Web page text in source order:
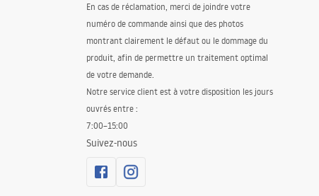
En cas de réclamation, merci de joindre votre
numéro de commande ainsi que des photos
montrant clairement le défaut ou le dommage du
produit, afin de permettre un traitement optimal
de votre demande.
Notre service client est à votre disposition les jours
ouvrés entre :
7:00–15:00
Suivez-nous